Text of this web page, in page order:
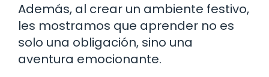
Además, al crear un ambiente festivo,
les mostramos que aprender no es
solo una obligación, sino una
aventura emocionante.